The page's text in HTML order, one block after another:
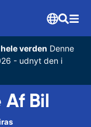
verden Denne
- udnyt den i
Bil